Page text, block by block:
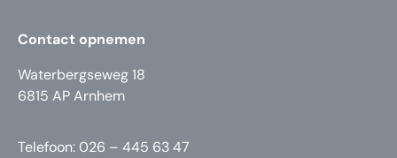
Contact opnemen
Waterbergseweg 18
6815 AP Arnhem
Telefoon: 026 – 445 63 47